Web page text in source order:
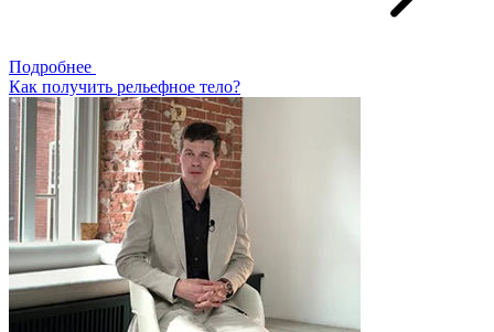
Подробнее
Как получить рельефное тело?